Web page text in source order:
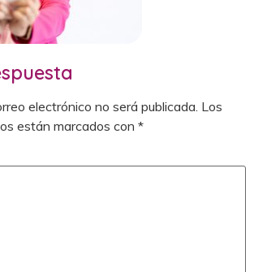
electrónico no será publicada. Los
están marcados con *